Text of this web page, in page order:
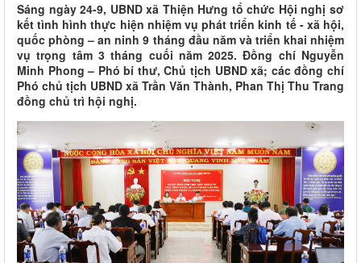
Sáng ngày 24-9, UBND xã Thiện Hưng tổ chức Hội nghị sơ
kết tình hình thực hiện nhiệm vụ phát triển kinh tế - xã hội,
quốc phòng – an ninh 9 tháng đầu năm và triển khai nhiệm
vụ trọng tâm 3 tháng cuối năm 2025. Đồng chí Nguyễn
Minh Phong – Phó bí thư, Chủ tịch UBND xã; các đồng chí
Phó chủ tịch UBND xã Trần Văn Thành, Phan Thị Thu Trang
đồng chủ trì hội nghị.